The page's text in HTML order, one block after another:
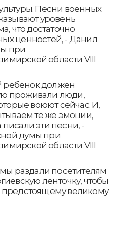
Песни военных
уровень
что достаточно
ценностей, - Данил
при
области VIII
должен
проживали люди,
воюют сейчас. И,
те же эмоции,
эти песни, -
думы при
области VIII
раздали посетителям
ленточку, чтобы
предстоящему великому